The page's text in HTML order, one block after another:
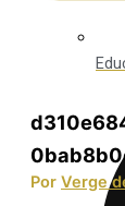
Por Verge